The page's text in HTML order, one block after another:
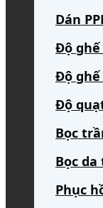
Dán
Độ
Độ ghế
Độ
Bọc
Bọc
Phục